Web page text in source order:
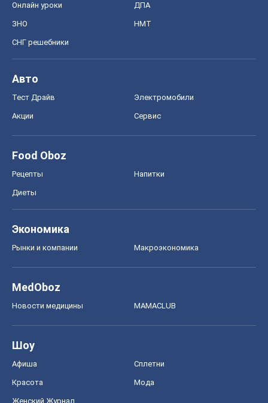
Онлайн уроки ДПА
ЗНО НМТ
СНГ решебники
Авто
Тест Драйв Электромобили
Акции Сервис
Food Oboz
Рецепты Напитки
Диеты
Экономика
Рынки и компании Mакроэкономика
MedOboz
Новости медицины MAMACLUB
Шоу
Афиша Сплетни
Красота Мода
Женский Журнал